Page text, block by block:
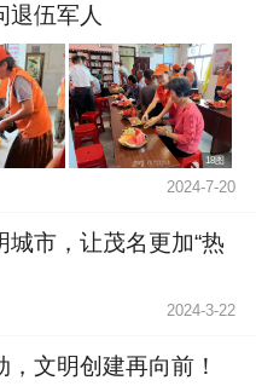
退伍军人
18图
2024-7-20
市，让茂名更加“热
2024-3-22
文明创建再向前！